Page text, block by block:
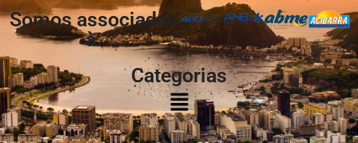
Somos associados
à:
Categorias